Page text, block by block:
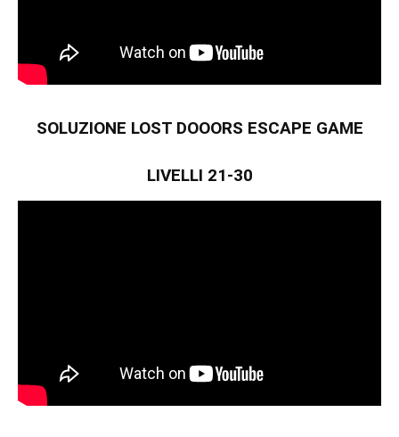
SOLUZIONE LOST DOOORS ESCAPE GAME
LIVELLI 21-30